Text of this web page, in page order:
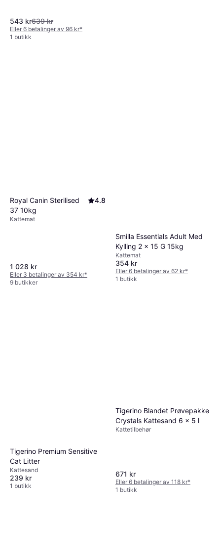
543 kr639 kr
Eller 6 betalinger av 96 kr*
1 butikk
9+ butikker
Royal Canin Sterilised
37 10kg
4.8
Kattemat
1 028 kr
Eller 3 betalinger av 354 kr*
9 butikker
Smilla Essentials Adult Med
Kylling 2 x 15 G 15kg
Kattemat
354 kr
Eller 6 betalinger av 62 kr*
1 butikk
Tigerino Premium Sensitive
Cat Litter
Kattesand
239 kr
1 butikk
Tigerino Blandet Prøvepakke
Crystals Kattesand 6 x 5 l
Kattetilbehør
671 kr
Eller 6 betalinger av 118 kr*
1 butikk